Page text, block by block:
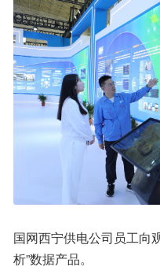
国网西宁供电公司员工向
析”数据产品。